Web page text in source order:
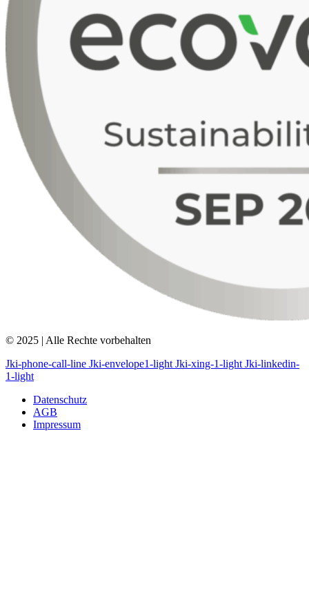
© 2025 | Alle Rechte vorbehalten
Jki-phone-call-line Jki-envelope1-light Jki-xing-1-light Jki-linkedin-
1-light
Datenschutz
AGB
Impressum